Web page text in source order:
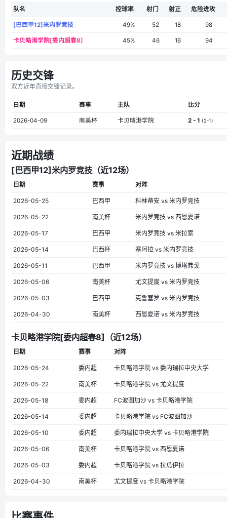
队名 控球率 射门 射正 危险进攻
[巴西甲12]米内罗竞技 49% 52 18 98
卡贝略港学院[委内超春8] 45% 46 16 94
历史交锋
双方近年直接交锋记录。
日期 赛事 主队 比分
2026-04-09 南美杯 卡贝略港学院 2 - 1 (2-1)
近期战绩
[巴西甲12]米内罗竞技（近12场）
日期 赛事 对阵
2026-05-25 巴西甲 科林蒂安 vs 米内罗竞技
2026-05-22 南美杯 米内罗竞技 vs 西恩夏诺
2026-05-17 巴西甲 米内罗竞技 vs 米拉索
2026-05-14 巴西杯 塞阿拉 vs 米内罗竞技
2026-05-11 巴西甲 米内罗竞技 vs 博塔弗戈
2026-05-06 南美杯 尤文提度 vs 米内罗竞技
2026-05-03 巴西甲 克鲁塞罗 vs 米内罗竞技
2026-04-30 南美杯 西恩夏诺 vs 米内罗竞技
卡贝略港学院[委内超春8]（近12场）
日期 赛事 对阵
2026-05-24 委内超 卡贝略港学院 vs 委内瑞拉中央大学
2026-05-22 南美杯 卡贝略港学院 vs 尤文提度
2026-05-18 委内超 FC波图加沙 vs 卡贝略港学院
2026-05-14 委内超 卡贝略港学院 vs FC波图加沙
2026-05-10 委内超 委内瑞拉中央大学 vs 卡贝略港学院
2026-05-06 南美杯 卡贝略港学院 vs 西恩夏诺
2026-05-03 委内超 卡贝略港学院 vs 拉瓜伊拉
2026-04-30 南美杯 尤文提度 vs 卡贝略港学院